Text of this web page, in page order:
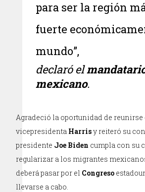
para ser la región
fuerte
mundo”,
declaró el
mexicano.
Agradeció la oportunidad de reunirse
vicepresidenta Harrisy reiteró su
presidente Joe Biden cumpla con su
regularizar a los migrantes
deberá pasar por el Congreso
llevarse a cabo.